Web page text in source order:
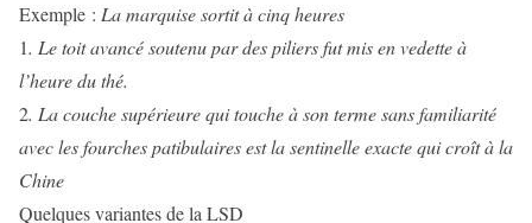
Exemple : La marquise sortit à cinq heures
1. Le toit avancé soutenu par des piliers fut mis en vedette à
l’heure du thé.
2. La couche supérieure qui touche à son terme sans familiarité
avec les fourches patibulaires est la sentinelle exacte qui croît à la
Chine
Quelques variantes de la LSD